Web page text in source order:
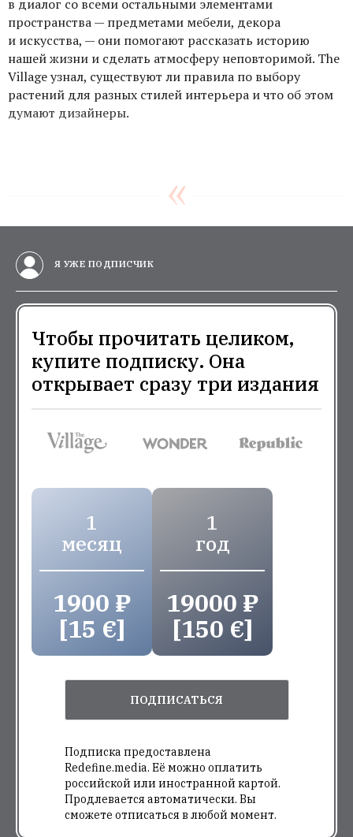
в диалог со всеми остальными элементами
пространства — предметами мебели, декора
и искусства, — они помогают рассказать историю
нашей жизни и сделать атмосферу неповторимой. The
Village узнал, существуют ли правила по выбору
растений для разных стилей интерьера и что об этом
думают дизайнеры.
Я УЖЕ ПОДПИСЧИК
Чтобы прочитать целиком,
купите подписку. Она
открывает сразу три издания
1
месяц
1900 ₽
[15 €]
1
год
19000 ₽
[150 €]
ПОДПИСАТЬСЯ
Подписка предоставлена
Redefine.media. Её можно оплатить
российской или иностранной картой.
Продлевается автоматически. Вы
сможете отписаться в любой момент.